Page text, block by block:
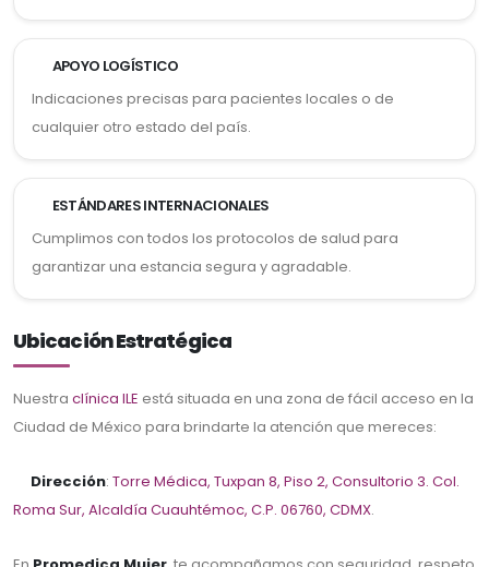
APOYO LOGÍSTICO
Indicaciones precisas para pacientes locales o de
cualquier otro estado del país.
ESTÁNDARES INTERNACIONALES
Cumplimos con todos los protocolos de salud para
garantizar una estancia segura y agradable.
Ubicación Estratégica
Nuestra clínica ILE está situada en una zona de fácil acceso en la
Ciudad de México para brindarte la atención que mereces:
Dirección:Torre Médica, Tuxpan 8, Piso 2, Consultorio 3. Col.
Roma Sur, Alcaldía Cuauhtémoc, C.P. 06760, CDMX.